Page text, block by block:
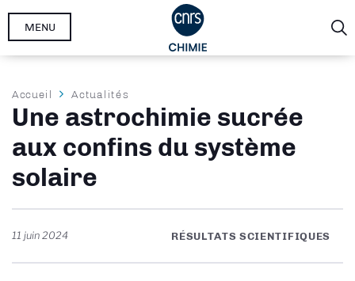
Aller
MENU
Fil
d'Ariane
Accueil Actualités
Une astrochimie sucrée
aux confins du système
solaire
11 juin 2024 RÉSULTATS SCIENTIFIQUES